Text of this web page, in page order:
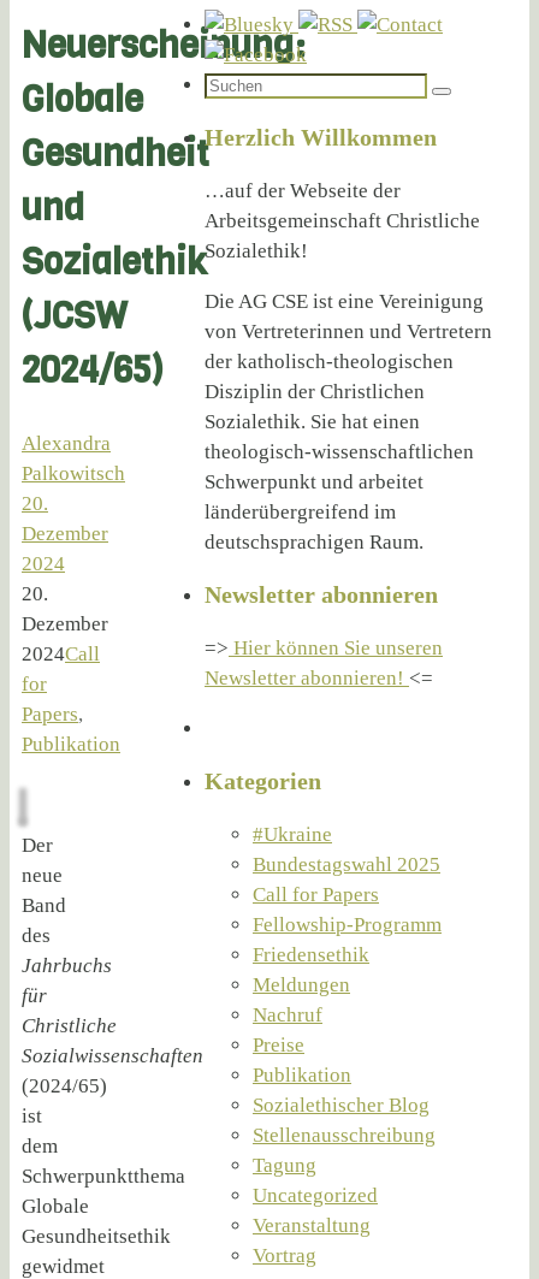
Neuerscheinung:
Globale
Gesundheit
und
Sozialethik
(JCSW
2024/65)
Alexandra
Palkowitsch
20.
Dezember
2024
20.
Dezember
2024Call
for
Papers,
Publikation
Der
neue
Band
des
Jahrbuchs
für
Christliche
Sozialwissenschaften
(2024/65)
ist
dem
Schwerpunktthema
Globale
Gesundheitsethik
gewidmet
Suchen
Suchen
Herzlich Willkommen
…auf der Webseite der
Arbeitsgemeinschaft Christliche
Sozialethik!
Die AG CSE ist eine Vereinigung
von Vertreterinnen und Vertretern
der katholisch-theologischen
Disziplin der Christlichen
Sozialethik. Sie hat einen
theologisch-wissenschaftlichen
Schwerpunkt und arbeitet
länderübergreifend im
deutschsprachigen Raum.
Newsletter abonnieren
=> Hier können Sie unseren
Newsletter abonnieren! <=
Kategorien
#Ukraine
Bundestagswahl 2025
Call for Papers
Fellowship-Programm
Friedensethik
Meldungen
Nachruf
Preise
Publikation
Sozialethischer Blog
Stellenausschreibung
Tagung
Uncategorized
Veranstaltung
Vortrag